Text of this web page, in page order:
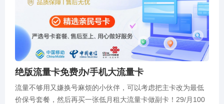
绝版流量卡免费办/手机大流量卡
流量不够用又嫌换号麻烦的小伙伴，可以考虑把主卡改为最低
价保号套餐，然后再买一张低月租大流量卡做副卡！29/月100